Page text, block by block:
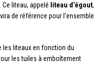
Ce liteau, appelé liteau d’égout,
de référence pour l’ensemble
les liteaux en fonction du
les tuiles à emboîtement